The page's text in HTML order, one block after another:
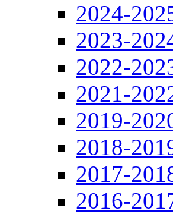
2024-
2023-
2022-
2021-
2019-
2018-
2017-
2016-